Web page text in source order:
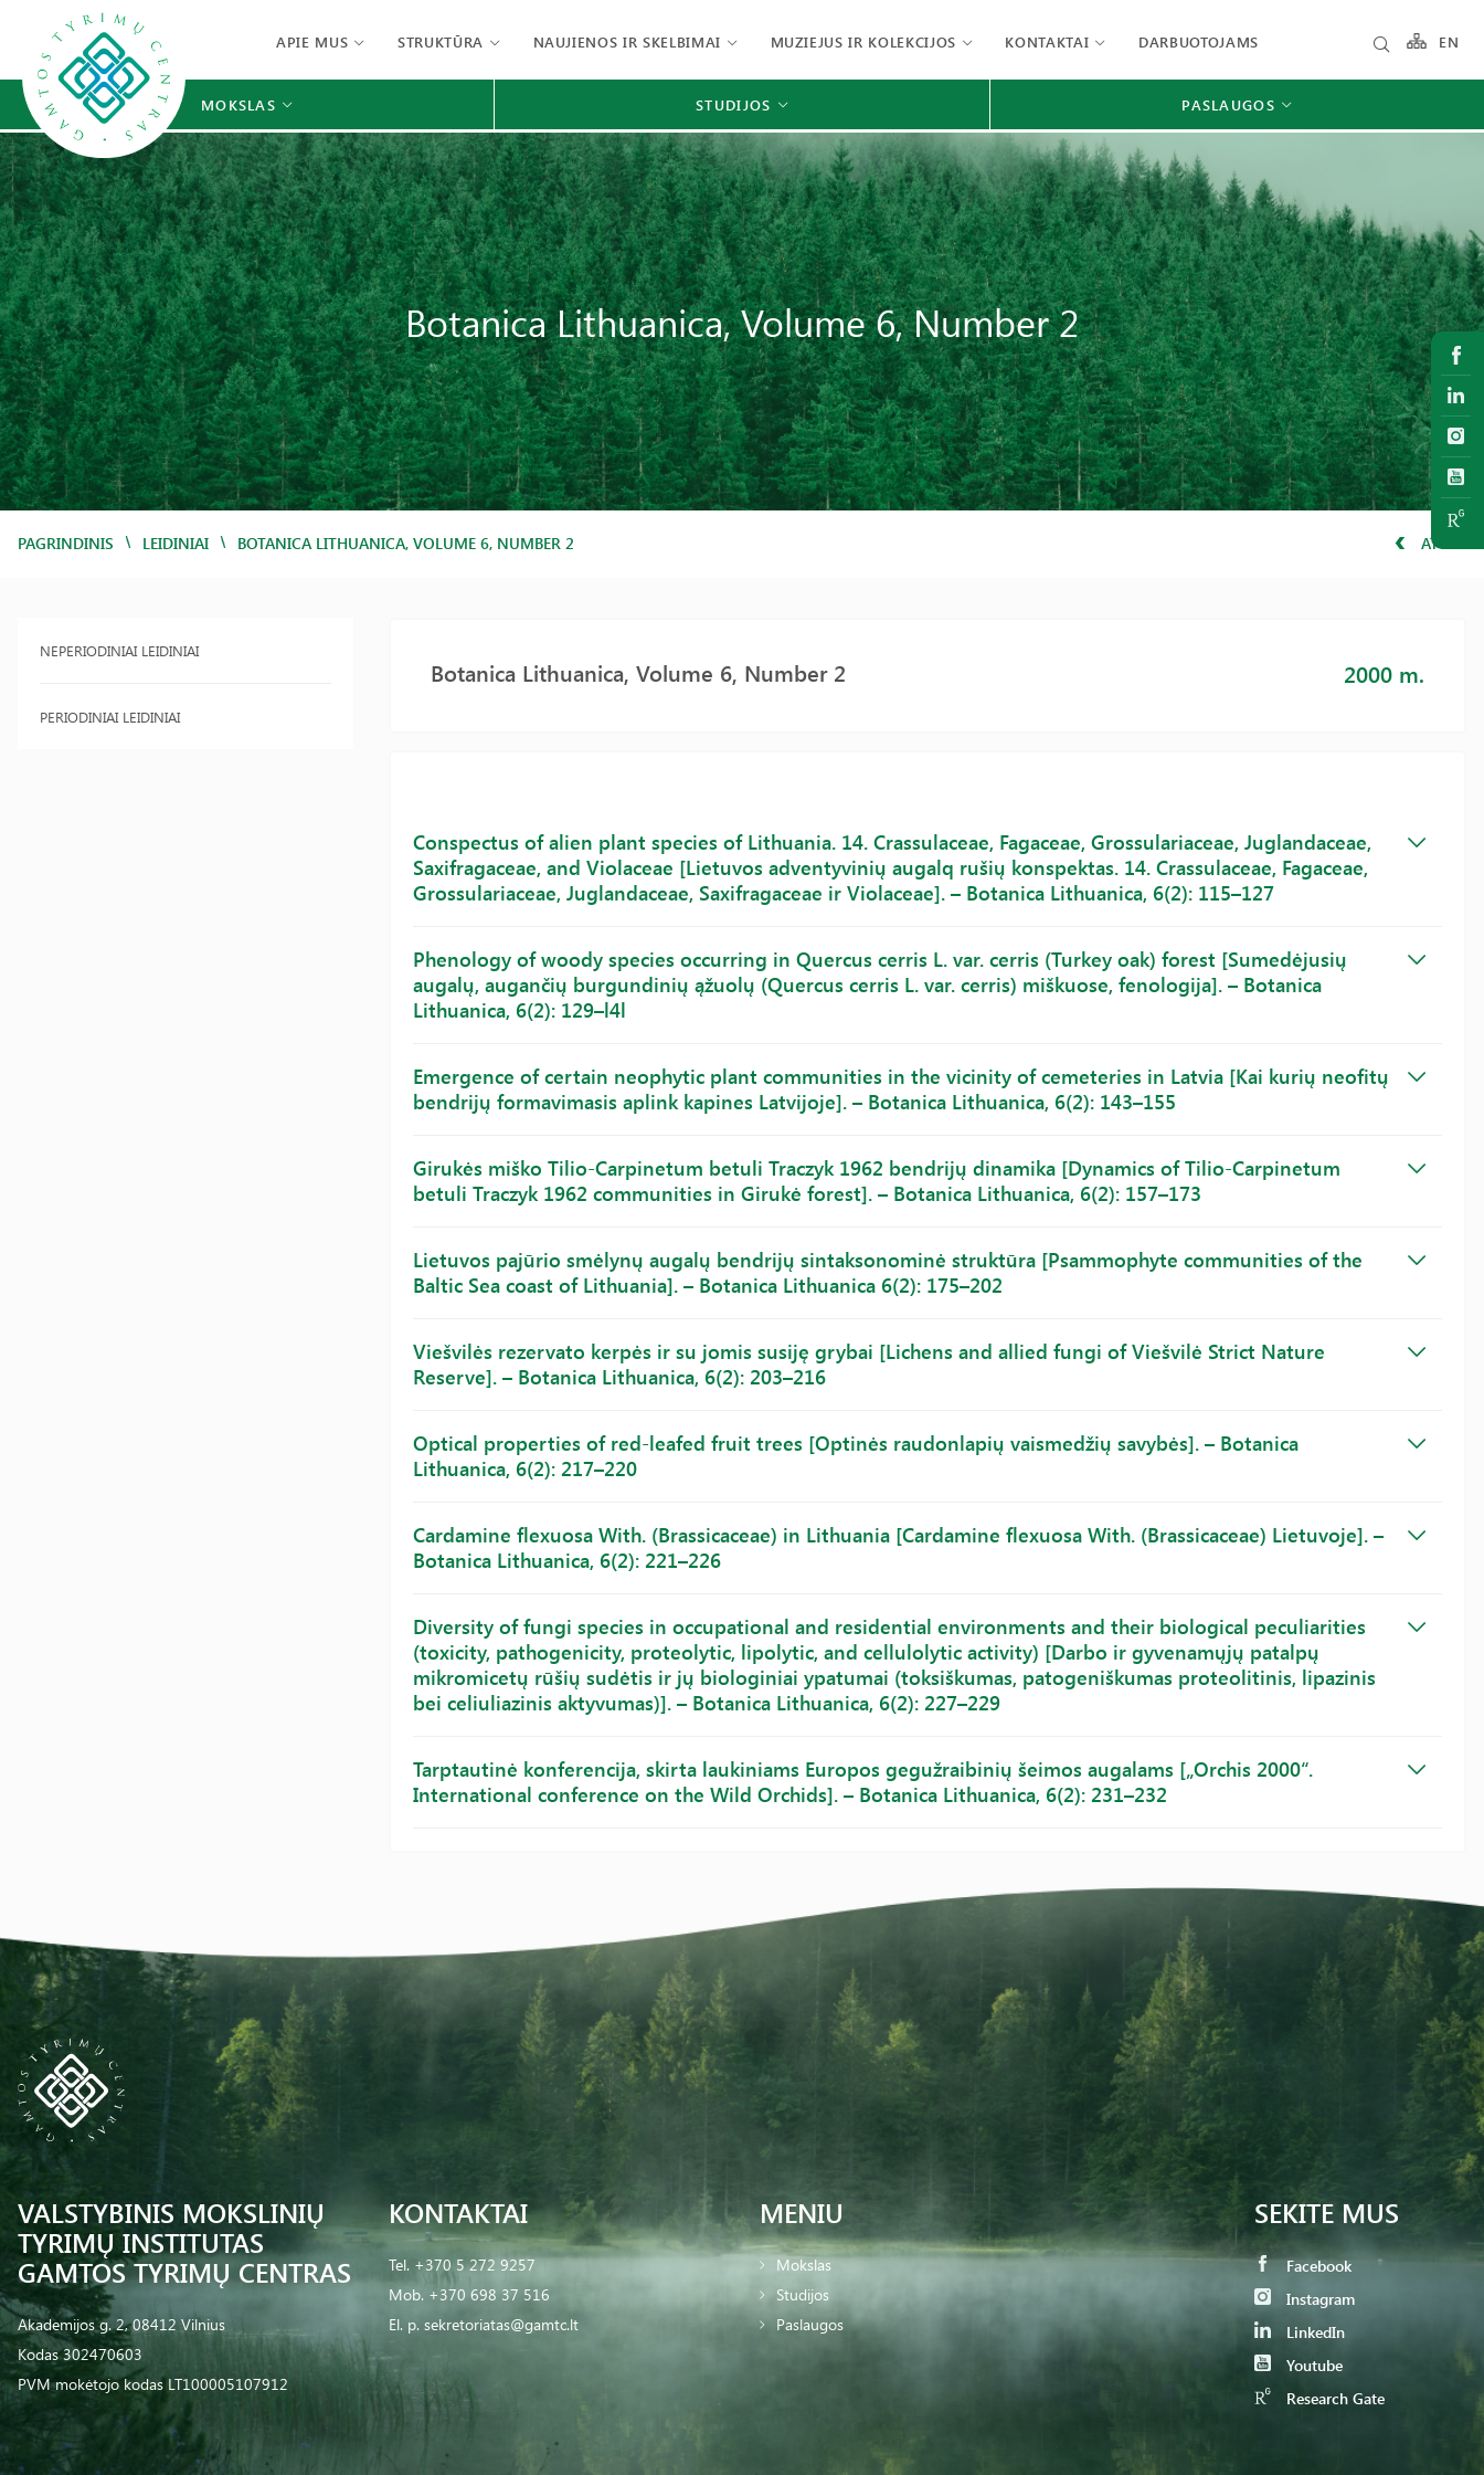
APIE MUS STRUKTŪRA NAUJIENOS IR SKELBIMAI MUZIEJUS IR KOLEKCIJOS KONTAKTAI DARBUOTOJAMS EN
MOKSLAS STUDIJOS PASLAUGOS
Botanica Lithuanica, Volume 6, Number 2
PAGRINDINIS / LEIDINIAI / BOTANICA LITHUANICA, VOLUME 6, NUMBER 2 ATGAL
NEPERIODINIAI LEIDINIAI
PERIODINIAI LEIDINIAI
Botanica Lithuanica, Volume 6, Number 2 2000 m.
Conspectus of alien plant species of Lithuania. 14. Crassulaceae, Fagaceae, Grossulariaceae, Juglandaceae,
Saxifragaceae, and Violaceae [Lietuvos adventyvinių augalq rušių konspektas. 14. Crassulaceae, Fagaceae,
Grossulariaceae, Juglandaceae, Saxifragaceae ir Violaceae]. – Botanica Lithuanica, 6(2): 115–127
Phenology of woody species occurring in Quercus cerris L. var. cerris (Turkey oak) forest [Sumedėjusių
augalų, augančių burgundinių ąžuolų (Quercus cerris L. var. cerris) miškuose, fenologija]. – Botanica
Lithuanica, 6(2): 129–l4l
Emergence of certain neophytic plant communities in the vicinity of cemeteries in Latvia [Kai kurių neofitų
bendrijų formavimasis aplink kapines Latvijoje]. – Botanica Lithuanica, 6(2): 143–155
Girukės miško Tilio-Carpinetum betuli Traczyk 1962 bendrijų dinamika [Dynamics of Tilio-Carpinetum
betuli Traczyk 1962 communities in Girukė forest]. – Botanica Lithuanica, 6(2): 157–173
Lietuvos pajūrio smėlynų augalų bendrijų sintaksonominė struktūra [Psammophyte communities of the
Baltic Sea coast of Lithuania]. – Botanica Lithuanica 6(2): 175–202
Viešvilės rezervato kerpės ir su jomis susiję grybai [Lichens and allied fungi of Viešvilė Strict Nature
Reserve]. – Botanica Lithuanica, 6(2): 203–216
Optical properties of red-leafed fruit trees [Optinės raudonlapių vaismedžių savybės]. – Botanica
Lithuanica, 6(2): 217–220
Cardamine flexuosa With. (Brassicaceae) in Lithuania [Cardamine flexuosa With. (Brassicaceae) Lietuvoje]. –
Botanica Lithuanica, 6(2): 221–226
Diversity of fungi species in occupational and residential environments and their biological peculiarities
(toxicity, pathogenicity, proteolytic, lipolytic, and cellulolytic activity) [Darbo ir gyvenamųjų patalpų
mikromicetų rūšių sudėtis ir jų biologiniai ypatumai (toksiškumas, patogeniškumas proteolitinis, lipazinis
bei celiuliazinis aktyvumas)]. – Botanica Lithuanica, 6(2): 227–229
Tarptautinė konferencija, skirta laukiniams Europos gegužraibinių šeimos augalams [„Orchis 2000“.
International conference on the Wild Orchids]. – Botanica Lithuanica, 6(2): 231–232
VALSTYBINIS MOKSLINIŲ
TYRIMŲ INSTITUTAS
GAMTOS TYRIMŲ CENTRAS
Akademijos g. 2, 08412 Vilnius
Kodas 302470603
PVM mokėtojo kodas LT100005107912
KONTAKTAI
Tel. +370 5 272 9257
Mob. +370 698 37 516
El. p. sekretoriatas@gamtc.lt
MENIU
Mokslas
Studijos
Paslaugos
SEKITE MUS
Facebook
Instagram
LinkedIn
Youtube
Research Gate